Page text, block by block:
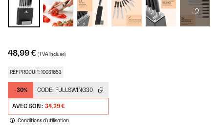
+2
48,99 € (TVA incluse)
RÉF PRODUIT: 10031653
-30% CODE: FULLSWING30
AVEC BON : 34,29 €
Conditions d'utilisation